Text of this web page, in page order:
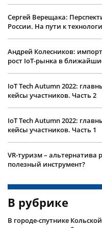
Сергей Верещака:
России. На пути к
Андрей Колесников:
рост IoT-рынка в
IoT Tech Autumn 2022:
кейсы участников. Часть 2
IoT Tech Autumn 2022:
кейсы участников. Часть 1
VR-туризм –
полезный инструмент?
В рубрике
В городе-спутнике